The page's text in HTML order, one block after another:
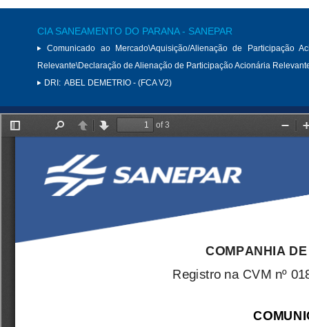
CIA SANEAMENTO DO PARANA - SANEPAR
Comunicado ao Mercado\Aquisição/Alienação de Participação
Relevante\Declaração de Alienação de Participação Acionária
DRI: ABEL DEMETRIO - (FCA V2)